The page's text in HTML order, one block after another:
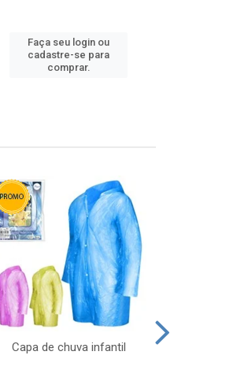
Faça seu login ou
cadastre-se para
comprar.
Capa de chuva infantil